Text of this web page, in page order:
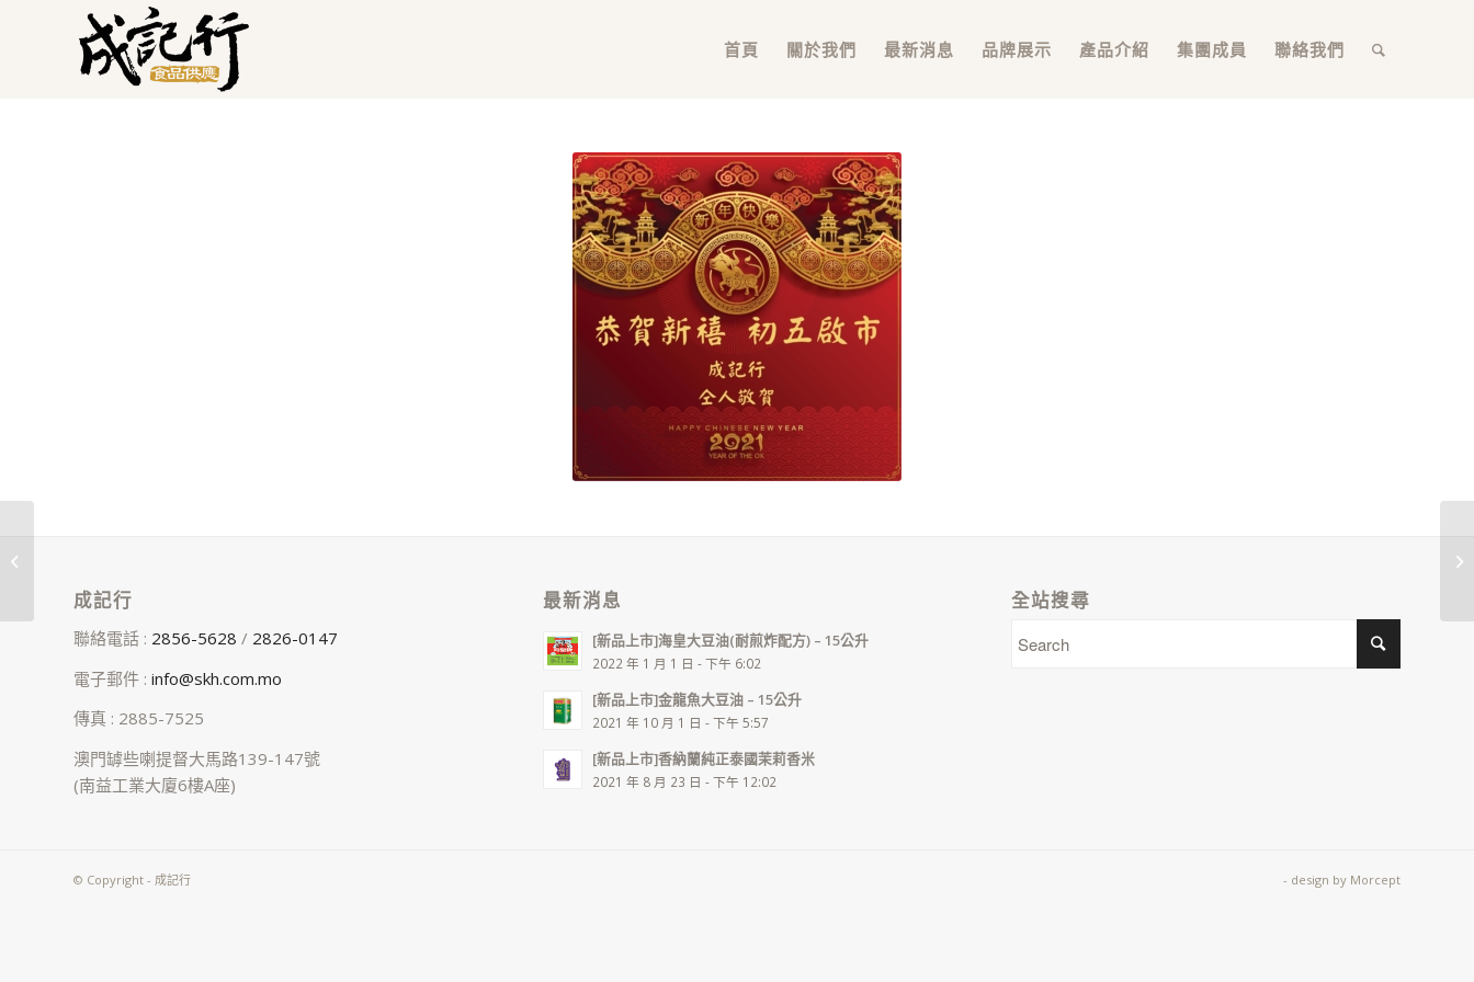
首頁 關於我們 最新消息 品牌展示 產品介紹 集團成員 聯絡我們
成記行
聯絡電話 : 2856-5628 / 2826-0147
電子郵件 : info@skh.com.mo
傳真 : 2885-7525
澳門罅些喇提督大馬路139-147號
(南益工業大廈6樓A座)
最新消息
[新品上市]海皇大豆油(耐煎炸配方) – 15公升
2022 年 1 月 1 日 - 下午 6:02
[新品上市]金龍魚大豆油 – 15公升
2021 年 10 月 1 日 - 下午 5:57
[新品上市]香納蘭純正泰國茉莉香米
2021 年 8 月 23 日 - 下午 12:02
全站搜尋
© Copyright - 成記行 - design by Morcept